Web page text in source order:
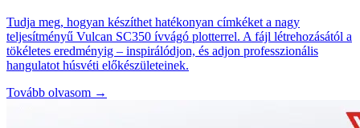
Tudja meg, hogyan készíthet hatékonyan címkéket a nagy
teljesítményű Vulcan SC350 ívvágó plotterrel. A fájl létrehozásától a
tökéletes eredményig – inspirálódjon, és adjon professzionális
hangulatot húsvéti előkészületeinek.
Tovább olvasom →